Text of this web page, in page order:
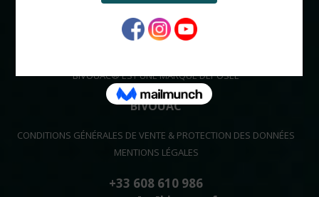
APE : 7912Z
OPÉRATEUR DE VOYAGES : IM06412003
RCP : MUTUELLES DU MANS
BIVOUAC® EST UNE MARQUE DÉPOSÉE
BIVOUAC
CONDITIONS GÉNÉRALES DE VENTE & PROTECTION DES DONNÉES
MENTIONS LÉGALES
+33 608 610 986